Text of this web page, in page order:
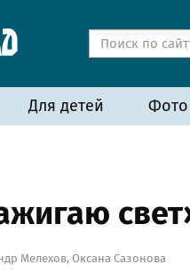
Для детей Фото
Мелехов, Оксана Сазонова